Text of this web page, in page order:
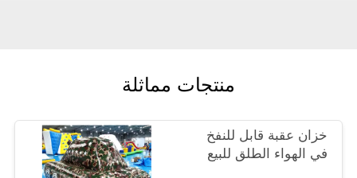
خريطة
الموقع
منتجات مماثلة
خزان عقبة قابل للنفخ
في الهواء الطلق للبيع